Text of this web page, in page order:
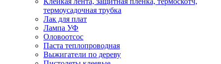
термоусадочная трубка
Лак для плат
Лампа УФ
Оловоотсос
Паста теплопроводная
Выжигатели по дереву